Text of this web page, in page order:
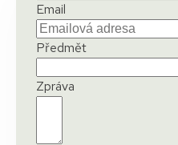
Email
Předmět
Zpráva